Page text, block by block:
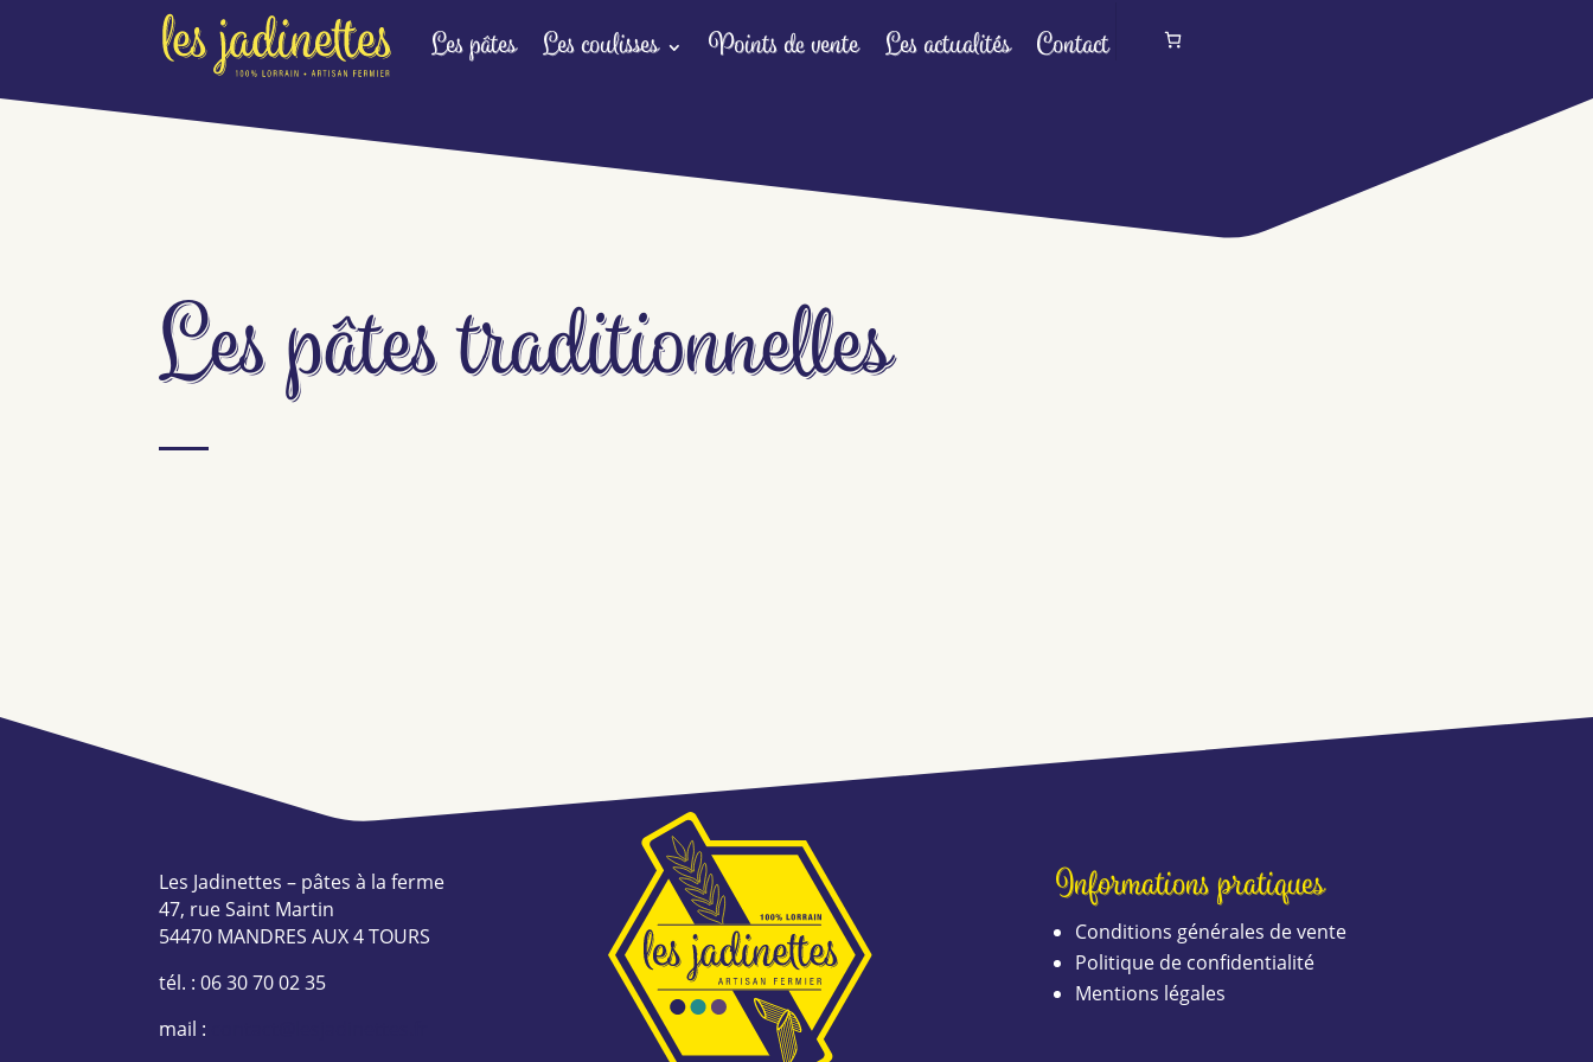
Les pâtes Les coulisses Points de vente Les actualités Contact
Les pâtes traditionnelles
Les Jadinettes – pâtes à la ferme
47, rue Saint Martin
54470 MANDRES AUX 4 TOURS
tél. : 06 30 70 02 35
mail :
Informations pratiques
Conditions générales de vente
Politique de confidentialité
Mentions légales